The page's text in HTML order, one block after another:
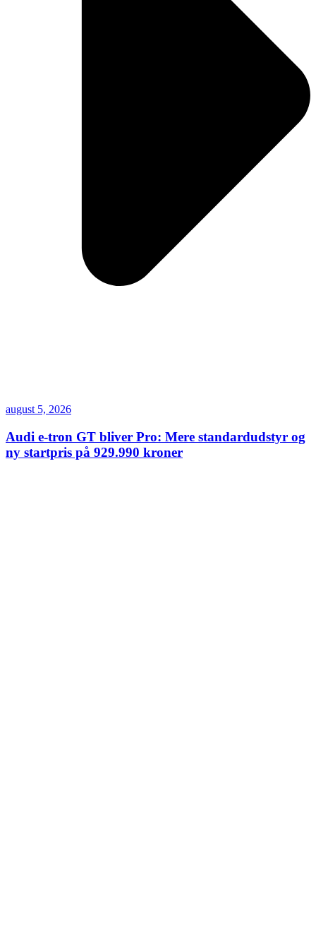
august 5, 2026
Audi e-tron GT bliver Pro: Mere standardudstyr og
ny startpris på 929.990 kroner